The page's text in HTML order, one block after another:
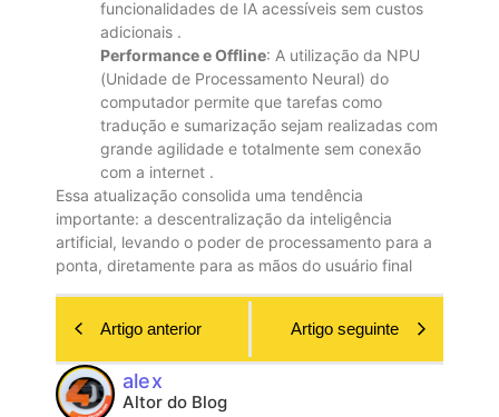
funcionalidades de IA acessíveis sem custos
adicionais .
Performance e Offline: A utilização da NPU
(Unidade de Processamento Neural) do
computador permite que tarefas como
tradução e sumarização sejam realizadas com
grande agilidade e totalmente sem conexão
com a internet .
Essa atualização consolida uma tendência
importante: a descentralização da inteligência
artificial, levando o poder de processamento para a
ponta, diretamente para as mãos do usuário final
Artigo anterior Artigo seguinte
alex
Altor do Blog